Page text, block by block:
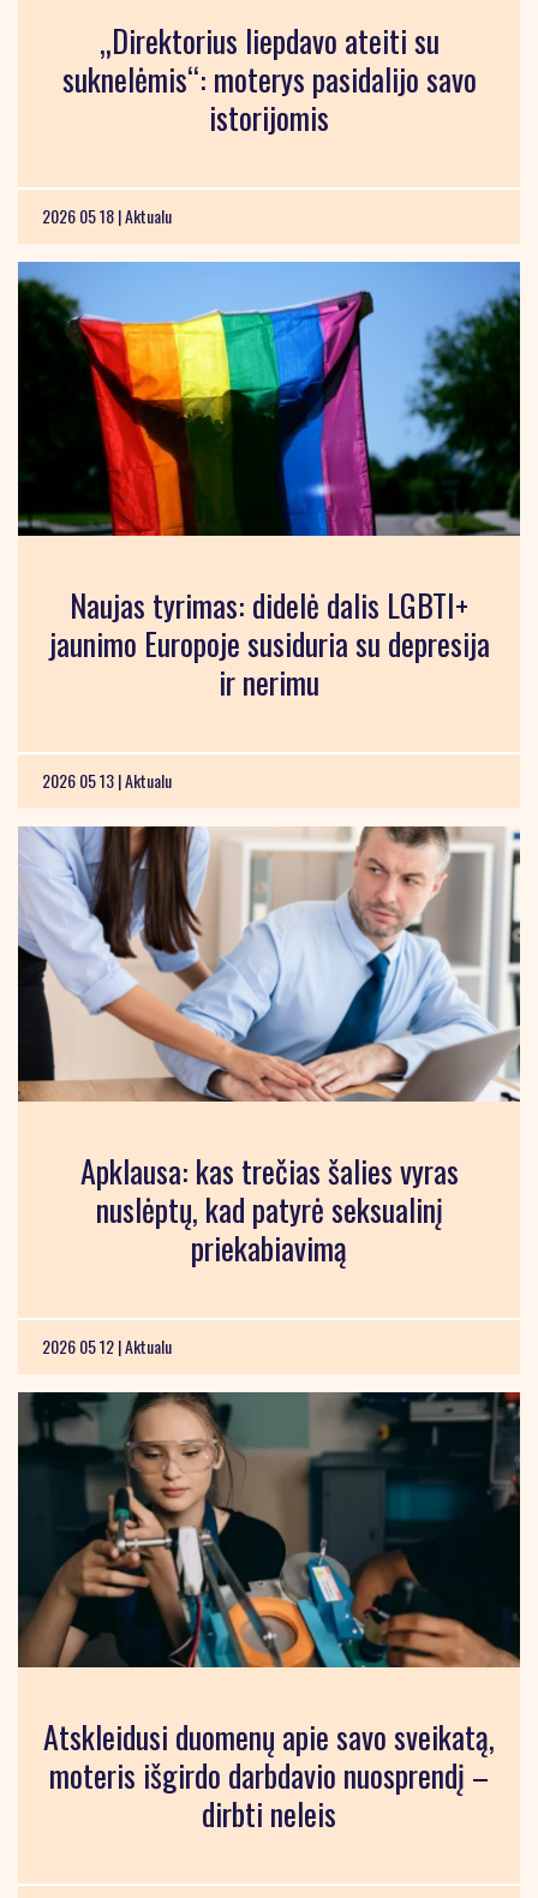
„Direktorius liepdavo ateiti su
suknelėmis“: moterys pasidalijo savo
istorijomis
2026 05 18 |Aktualu
Naujas tyrimas: didelė dalis LGBTI+
jaunimo Europoje susiduria su depresija
ir nerimu
2026 05 13 |Aktualu
Apklausa: kas trečias šalies vyras
nuslėptų, kad patyrė seksualinį
priekabiavimą
2026 05 12 |Aktualu
Atskleidusi duomenų apie savo sveikatą,
moteris išgirdo darbdavio nuosprendį –
dirbti neleis